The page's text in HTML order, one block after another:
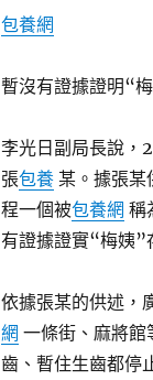
包養網
暫沒有證據證明“
李光日副局長說，
張包養某。據張某
程一個被包養網 稱
有證據證實“梅姨”
依據張某的供述，
網 一條街、麻將館
齒、暫住生齒都停